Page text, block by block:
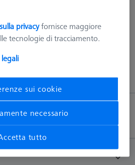
privacyfornisce maggiore
tecnologie di tracciamento.
sui cookie
necessario
tutto